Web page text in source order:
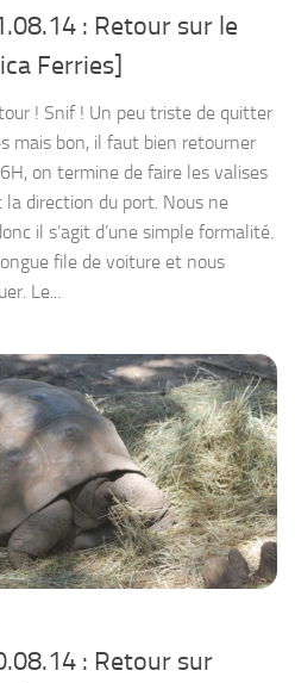
: Retour sur le
Ferries]
! Snif ! Un peu triste de quitter
mais bon, il faut bien retourner
on termine de faire les valises
direction du port. Nous ne
il s’agit d’une simple formalité.
file de voiture et nous
Le...
: Retour sur